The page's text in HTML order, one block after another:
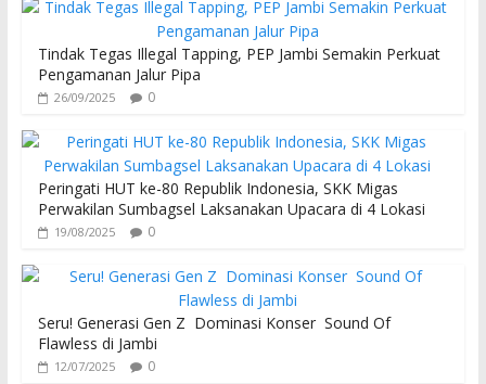
Tindak Tegas Illegal Tapping, PEP Jambi Semakin Perkuat
Pengamanan Jalur Pipa
26/09/2025 0
Peringati HUT ke-80 Republik Indonesia, SKK Migas
Perwakilan Sumbagsel Laksanakan Upacara di 4 Lokasi
19/08/2025 0
Seru! Generasi Gen Z Dominasi Konser Sound Of
Flawless di Jambi
12/07/2025 0